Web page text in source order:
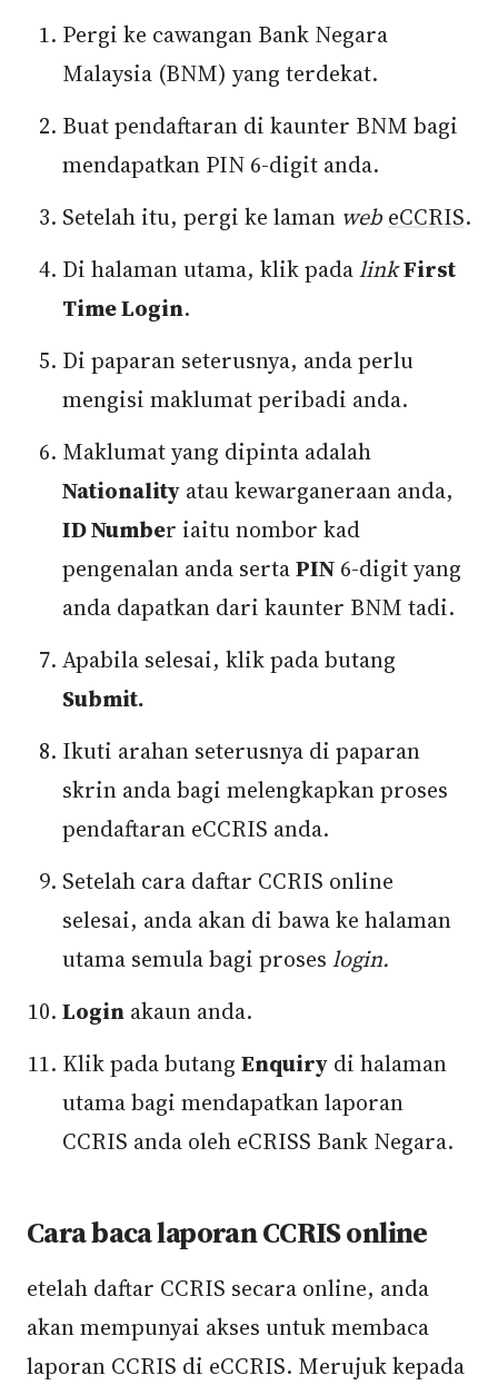
Pergi ke cawangan Bank Negara
Malaysia (BNM) yang terdekat.
Buat pendaftaran di kaunter BNM bagi
mendapatkan PIN 6-digit anda.
Setelah itu, pergi ke laman web eCCRIS.
Di halaman utama, klik padalinkFirst
Time Login.
Di paparan seterusnya, anda perlu
mengisi maklumat peribadi anda.
Maklumat yang dipinta adalah
Nationality atau kewarganeraan anda,
ID Number iaitu nombor kad
pengenalan anda sertaPIN 6-digit yang
anda dapatkan dari kaunter BNM tadi.
Apabila selesai, klik pada butang
Submit.
Ikuti arahan seterusnya di paparan
skrin anda bagi melengkapkan proses
pendaftaran eCCRIS anda.
Setelah cara daftar CCRIS online
selesai, anda akan di bawa ke halaman
utama semula bagi proses login.
Login akaun anda.
Klik pada butang Enquiry di halaman
utama bagi mendapatkan laporan
CCRIS anda oleh eCRISS Bank Negara.
Cara baca laporan CCRIS online
etelah daftar CCRIS secara online, anda
akan mempunyai akses untuk membaca
laporan CCRIS di eCCRIS. Merujuk kepada